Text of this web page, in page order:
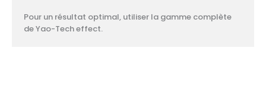
Pour un résultat optimal, utiliser la gamme complète
de Yao-Tech effect.